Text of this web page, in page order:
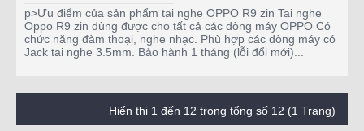
p>Ưu điểm của sản phẩm tai nghe OPPO R9 zin Tai nghe
Oppo R9 zin dùng được cho tất cả các dòng máy OPPO Có
chức năng đàm thoại, nghe nhạc. Phù hợp các dòng máy có
Jack tai nghe 3.5mm. Bảo hành 1 tháng (lỗi đổi mới)...
Hiển thị 1 đến 12 trong tổng số 12 (1 Trang)